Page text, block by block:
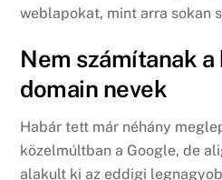
weblapokat, mint arra sokan
Nem számítanak a
domain nevek
Habár tett már néhány
közelmúltban a Google, de
alakult ki az eddigi